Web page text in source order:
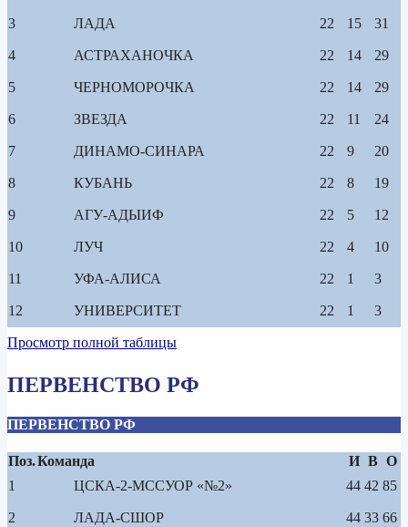
3 ЛАДА 22 15 31
4 АСТРАХАНОЧКА 22 14 29
5 ЧЕРНОМОРОЧКА 22 14 29
6 ЗВЕЗДА 22 11 24
7 ДИНАМО-СИНАРА 22 9 20
8 КУБАНЬ 22 8 19
9 АГУ-АДЫИФ 22 5 12
10 ЛУЧ 22 4 10
11 УФА-АЛИСА 22 1 3
12 УНИВЕРСИТЕТ 22 1 3
Просмотр полной таблицы
ПЕРВЕНСТВО РФ
ПЕРВЕНСТВО РФ
Поз.Команда И В О
1
ЦСКА-2-МССУОР «№2» 44 42 85
2 ЛАДА-СШОР 44 33 66